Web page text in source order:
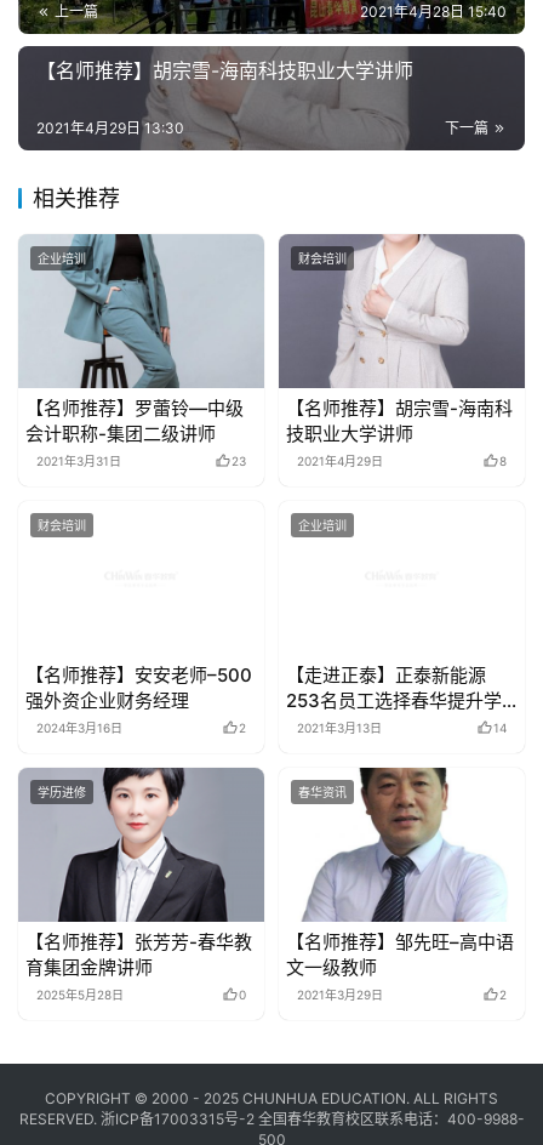
上一篇 2021年4月28日 15:40
【名师推荐】胡宗雪-海南科技职业大学讲师
下一篇
2021年4月29日 13:30
相关推荐
企业培训
【名师推荐】罗蕾铃—中级
会计职称-集团二级讲师
2021年3月31日 23
财会培训
【名师推荐】胡宗雪-海南科
技职业大学讲师
2021年4月29日 8
财会培训
【名师推荐】安安老师–500
强外资企业财务经理
2024年3月16日 2
企业培训
【走进正泰】正泰新能源
253名员工选择春华提升学
历2021年3月13日 14
学历进修
【名师推荐】张芳芳-春华教
育集团金牌讲师
2025年5月28日 0
春华资讯
【名师推荐】邹先旺–高中语
文一级教师
2021年3月29日 2
COPYRIGHT © 2000 - 2025 CHUNHUA EDUCATION. ALL RIGHTS
RESERVED. 浙ICP备17003315号-2全国春华教育校区联系电话：400-9988-
500